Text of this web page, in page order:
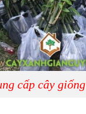
cấp cây